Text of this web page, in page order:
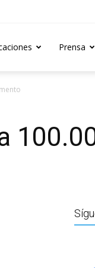
Prensa